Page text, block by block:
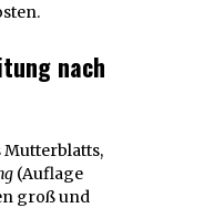
nach
Mutterblatts,
(Auflage
groß und